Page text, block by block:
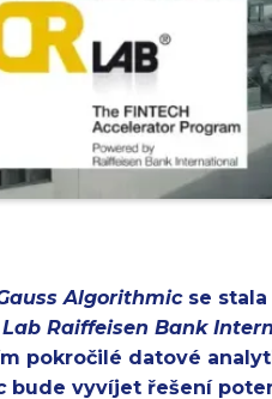
Algorithmicse stala
Raiffeisen Bank
pokročilé datové
bude vyvíjet řešení